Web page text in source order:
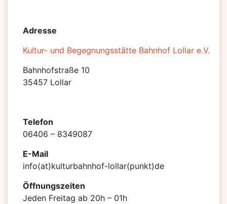
Adresse
Kultur- und Begegnungsstätte Bahnhof Lollar e.V.
Bahnhofstraße 10
35457 Lollar
Telefon
06406 – 8349087
E-Mail
info(at)kulturbahnhof-lollar(punkt)de
Öffnungszeiten
Jeden Freitag ab 20h – 01h